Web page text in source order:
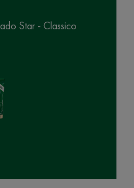
Star - Classico